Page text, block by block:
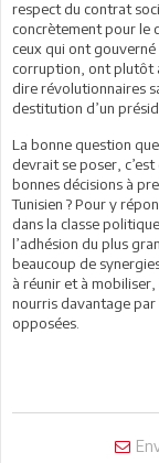
respect du contrat
concrètement pour le
ceux qui ont gouverné
corruption, ont plutôt
dire révolutionnaires
destitution d’un
La bonne question
devrait se poser,
bonnes décisions à
Tunisien ? Pour y
dans la classe
l’adhésion du plus
beaucoup de
à réunir et à
nourris davantage
opposées.